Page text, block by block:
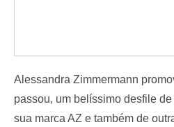
Alessandra Zimmermann
passou, um belíssimo desfile
sua marca AZ e também de